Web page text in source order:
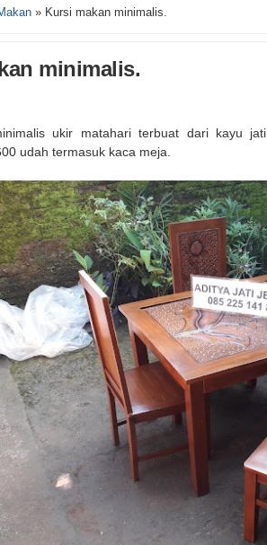
» Kursi makan minimalis.
minimalis.
ukir matahari terbuat dari kayu
udah termasuk kaca meja.